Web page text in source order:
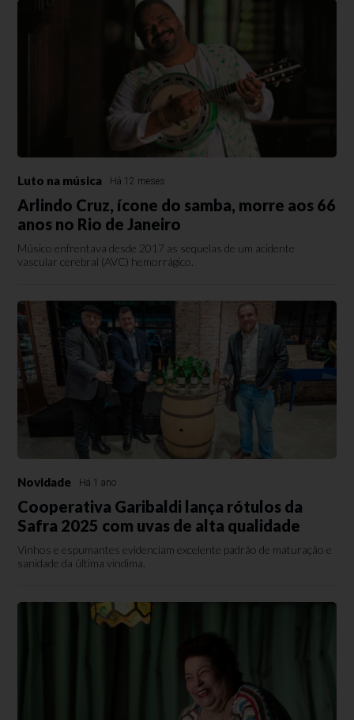
Luto na música Há 12 meses
Arlindo Cruz, ícone do samba, morre aos 66
anos no Rio de Janeiro
Músico enfrentava desde 2017 as sequelas de um acidente
vascular cerebral (AVC) hemorrágico.
Novidade Há 1 ano
Cooperativa Garibaldi lança rótulos da
Safra 2025 com uvas de alta qualidade
Vinhos e espumantes evidenciam excelente padrão de maturação e
sanidade da última vindima.